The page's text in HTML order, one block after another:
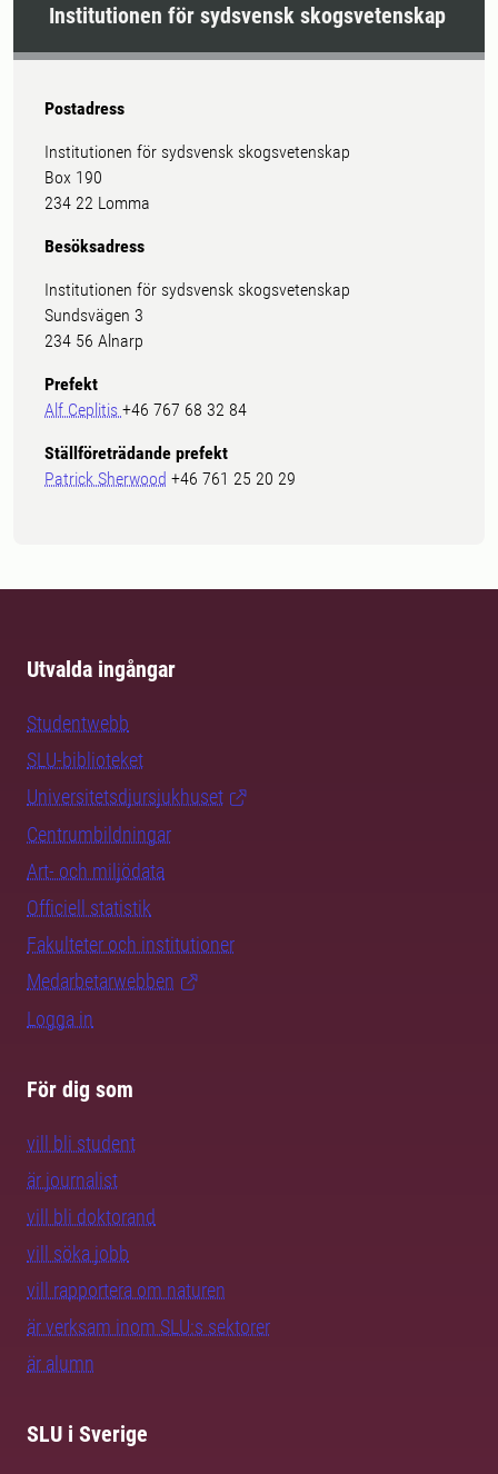
Institutionen för sydsvensk skogsvetenskap
Postadress
Institutionen för sydsvensk skogsvetenskap
Box 190
234 22 Lomma
Besöksadress
Institutionen för sydsvensk skogsvetenskap
Sundsvägen 3
234 56 Alnarp
Prefekt
Alf Ceplitis +46 767 68 32 84
Ställföreträdande prefekt
Patrick Sherwood +46 761 25 20 29
Utvalda ingångar
Studentwebb
SLU-biblioteket
Universitetsdjursjukhuset
Centrumbildningar
Art- och miljödata
Officiell statistik
Fakulteter och institutioner
Medarbetarwebben
Logga in
För dig som
vill bli student
är journalist
vill bli doktorand
vill söka jobb
vill rapportera om naturen
är verksam inom SLU:s sektorer
är alumn
SLU i Sverige